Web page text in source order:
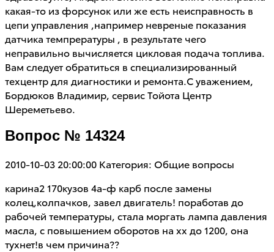
какая-то из форсунок или же есть неисправность в
цепи управления ,например невреные показания
датчика темпрературы , в результате чего
неправильно вычисляется цикловая подача топлива.
Вам следует обратиться в специализированный
техцентр для диагностики и ремонта.С уважением,
Бордюков Владимир, сервис Тойота Центр
Шереметьево.
Вопрос № 14324
2010-10-03 20:00:00 Категория: Общие вопросы
карина2 170кузов 4а-ф карб после замены
колец,колпачков, завел двигатель! поработав до
рабочей температуры, стала моргать лампа давления
масла, с повышением оборотов на хх до 1200, она
тухнет!в чем причина??